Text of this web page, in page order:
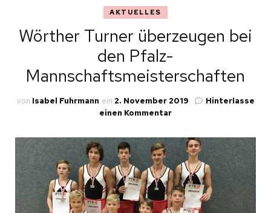
AKTUELLES
Wörther Turner überzeugen bei
den Pfalz-
Mannschaftsmeisterschaften
von Isabel Fuhrmann ein 2. November 2019
Hinterlasse
einen Kommentarzu
Turner
überzeugen
bei
den
Pfalz-